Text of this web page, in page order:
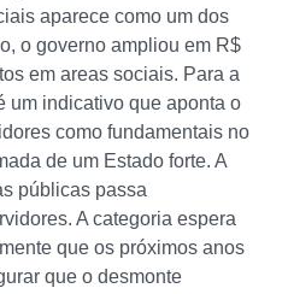
aparece como um dos
o governo ampliou em R$
em areas sociais. Para a
um indicativo que aponta o
como fundamentais no
de um Estado forte. A
públicas passa
A categoria espera
que os próximos anos
que o desmonte